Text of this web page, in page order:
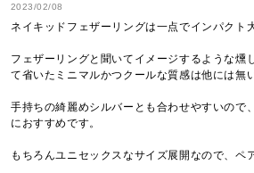
2023/02/08
ネイキッドフェザーリングは一点でインパクト大
フェザーリングと聞いてイメージするような燻
て省いたミニマルかつクールな質感は他には無
手持ちの綺麗めシルバーとも合わせやすいので
におすすめです。
もちろんユニセックスなサイズ展開なので、ペ